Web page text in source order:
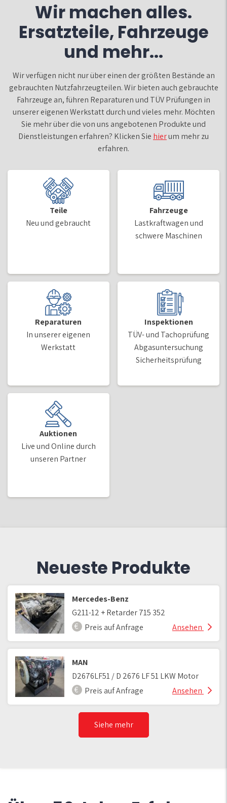
Wir machen alles.
Ersatzteile, Fahrzeuge
und mehr...
Wir verfügen nicht nur über einen der größten Bestände an
gebrauchten Nutzfahrzeugteilen. Wir bieten auch gebrauchte
Fahrzeuge an, führen Reparaturen und TÜV Prüfungen in
unserer eigenen Werkstatt durch und vieles mehr. Möchten
Sie mehr über die von uns angebotenen Produkte und
Dienstleistungen erfahren? Klicken Sie hierum mehr zu
erfahren.
Teile
Neu und gebraucht
Fahrzeuge
Lastkraftwagen und
schwere Maschinen
Reparaturen
In unserer eigenen
Werkstatt
Inspektionen
TÜV- und Tachoprüfung
Abgasuntersuchung
Sicherheitsprüfung
Auktionen
Live und Online durch
unseren Partner
Neueste Produkte
Mercedes-Benz
G211-12 + Retarder 715 352
Preis auf Anfrage
Ansehen
MAN
D2676LF51 / D 2676 LF 51 LKW Motor
Preis auf Anfrage
Ansehen
Siehe mehr